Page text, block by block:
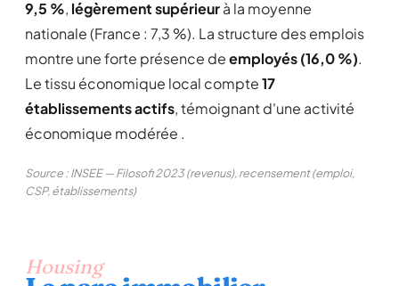
9,5 %, légèrement supérieurà la moyenne
nationale (France : 7,3 %). La structure des emplois
montre une forte présence deemployés (16,0 %).
Le tissu économique local compte17
établissements actifs, témoignant d'une activité
économique modérée .
Source : INSEE — Filosofi 2023 (revenus), recensement (emploi,
CSP, établissements)
Housing